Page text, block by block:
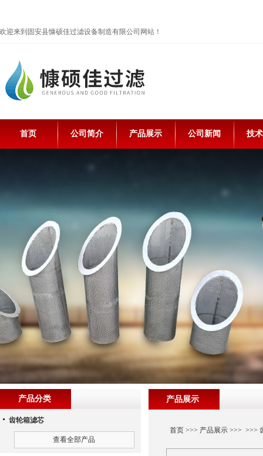
欢迎来到固安县慷硕佳过滤设备制造有限公司网站！
首页 公司简介 产品展示 公司新闻 技
产品展示
首页>>> 产品展示>>> >>>
产品分类
齿轮箱滤芯
查看全部产品